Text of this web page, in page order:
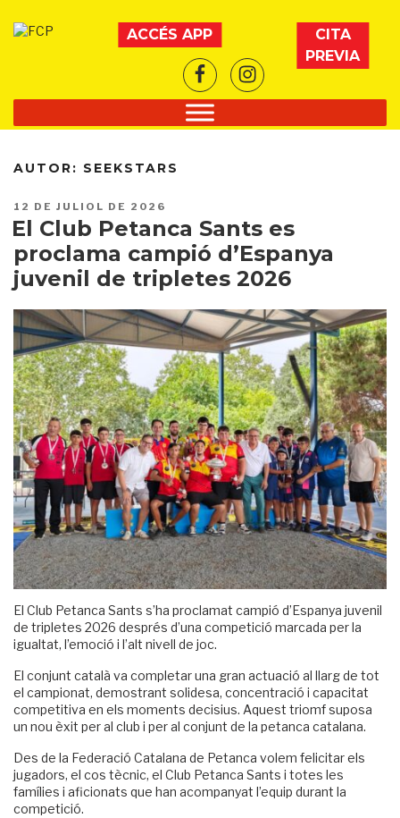
contingut
ACCÉS APP
CITA
PREVIA
FacebookInstagram
AUTOR: SEEKSTARS
PUBLICAT
A
12 DE JULIOL DE 2026
El Club Petanca Sants es
proclama campió d’Espanya
juvenil de tripletes 2026
El Club Petanca Sants s’ha proclamat campió d’Espanya juvenil
de tripletes 2026 després d’una competició marcada per la
igualtat, l’emoció i l’alt nivell de joc.
El conjunt català va completar una gran actuació al llarg de tot
el campionat, demostrant solidesa, concentració i capacitat
competitiva en els moments decisius. Aquest triomf suposa
un nou èxit per al club i per al conjunt de la petanca catalana.
Des de la Federació Catalana de Petanca volem felicitar els
jugadors, el cos tècnic, el Club Petanca Sants i totes les
famílies i aficionats que han acompanyat l’equip durant la
competició.